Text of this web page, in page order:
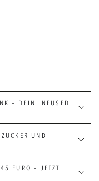
– DEIN INFUSED
UND
EURO – JETZT